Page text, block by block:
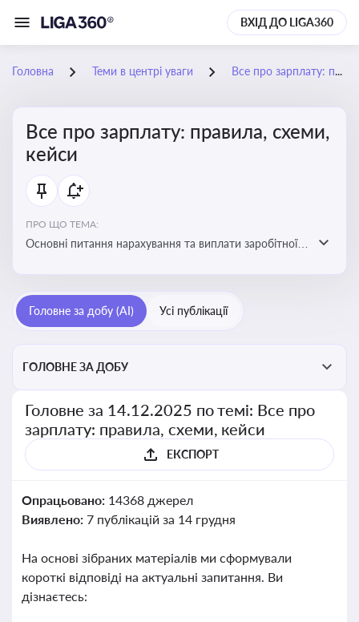
ВХІД ДО LIGA360
Головна Теми в центрі уваги Все про зарплату: правила, схеми, кейси
Все про зарплату: правила, схеми,
кейси
ПРО ЩО ТЕМА:
Основні питання нарахування та виплати заробітної
інформації про можливі схеми зловживань
Головне за добу (AI) Усі публікації
ГОЛОВНЕ ЗА ДОБУ
Головне за 14.12.2025 по темі: Все про
зарплату: правила, схеми, кейси
ЕКСПОРТ
Опрацьовано: 14368 джерел
Виявлено: 7 публікацій за 14 грудня
На основі зібраних матеріалів ми сформували
короткі відповіді на актуальні запитання. Ви
дізнаєтесь: